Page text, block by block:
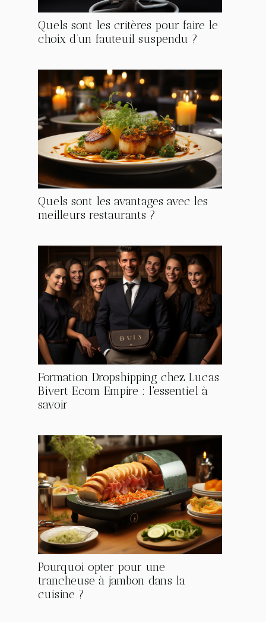
Quels sont les critères pour faire le
choix d’un fauteuil suspendu ?
Quels sont les avantages avec les
meilleurs restaurants ?
Formation Dropshipping chez Lucas
Bivert Ecom Empire : l'essentiel à
savoir
Pourquoi opter pour une
trancheuse à jambon dans la
cuisine ?